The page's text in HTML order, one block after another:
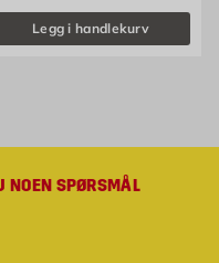
Legg i handlekurv
NOEN SPØRSMÅL